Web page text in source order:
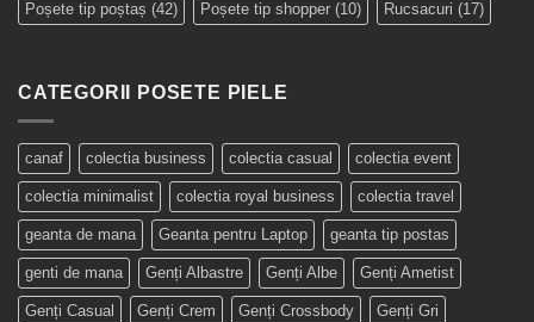
Poșete tip poștaș (42) Poșete tip shopper (10) Rucsacuri (17)
CATEGORII POSETE PIELE
canaf colectia business colectia casual colectia event
colectia minimalist colectia royal business colectia travel
geanta de mana Geanta pentru Laptop geanta tip postas
genti de mana Genți Albastre Genți Albe Genți Ametist
Genți Casual Genți Crem Genți Crossbody Genți Gri